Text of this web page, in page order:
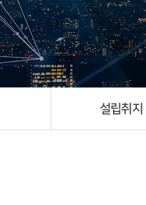
설립취지